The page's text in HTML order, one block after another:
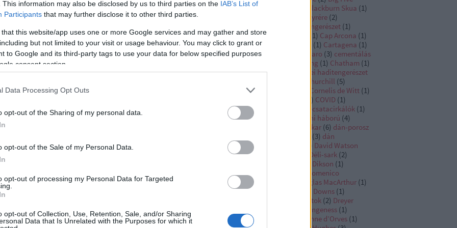
This information may also be disclosed by us to third parties on the IAB’s List of
Participants that may further disclose it to other third parties.
that this website/app uses one or more Google services and may gather and store
but not limited to your visit or usage behaviour. You may click to grant or
to Google and its third-party tags to use your data for below specified purposes
consent section.
Data Processing Opt Outs
opt-out of the Sharing of my personal data.
opt-out of the Sale of my Personal Data.
opt-out of processing my Personal Data for Targeted
opt-out of Collection, Use, Retention, Sale, and/or Sharing
Data that Is Unrelated with the Purposes for which it
egyik Ro–43-as felderítő hidroplánról 1941 március
a saját erőktől 65 km távolságra délkeletre, észrevették
gépük, egy ideig nem nyitottak rá…
Admiral Iachino Battle Gaudo
battleships( Blackburn Skua (1)
Boué de Lapeyrére (2)
brazil haditengerészet (1)
Bristol Beaufort
1) Cap Arcona (1)
Carlo Cattaneo
(1) Cartagena (1)
Catapult hadművelet
Cattaro (3) cementálás
Charles d’Estaing (1) Chatham (1)
chebec(1)Cherbourg
chilei haditengerészet
Churchill (5)
Commonwealth
Cornelis de Witt (1)
) COVID (1)
Cromwell(7 csatacirkálók (1)
csatahajók
Csendes-óceáni háború (4)
Dakar (6) dán-porosz
(3) dán
haditengerészet
David Watson
Taylor(1)Dékány András Déli-sark (2)
Dikson (1)
Discovery
Domenico
Cavagnari
( Douglas MacArthur (1)
Dover(1)Doveton Sturdee Downs (1)
dreadnoughtok (2) Dreyer
Dungeness (1)
Dunkerque osztály
d’Estienne d’Orves (1)